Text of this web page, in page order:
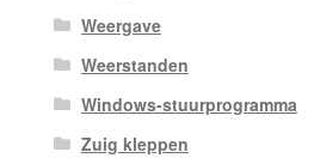
Weergave
Weerstanden
Windows-stuurprogramma
Zuig kleppen